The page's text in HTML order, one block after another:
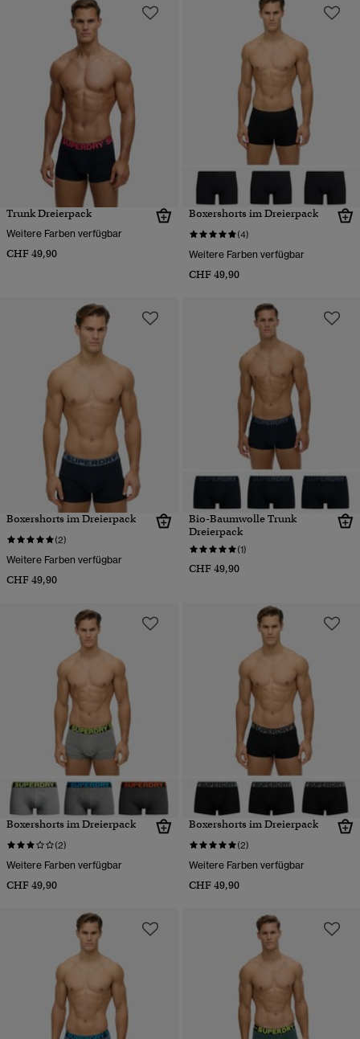
Trunk Dreierpack
Weitere Farben verfügbar
CHF 49,90
Boxershorts im Dreierpack
(4)
Weitere Farben verfügbar
CHF 49,90
Boxershorts im Dreierpack
(2)
Weitere Farben verfügbar
CHF 49,90
Bio-Baumwolle Trunk
Dreierpack
(1)
CHF 49,90
Boxershorts im Dreierpack
(2)
Weitere Farben verfügbar
CHF 49,90
Boxershorts im Dreierpack
(2)
Weitere Farben verfügbar
CHF 49,90